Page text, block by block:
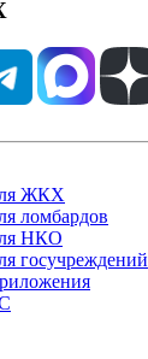
ЖКХ
ломбардов
НКО
госучреждений